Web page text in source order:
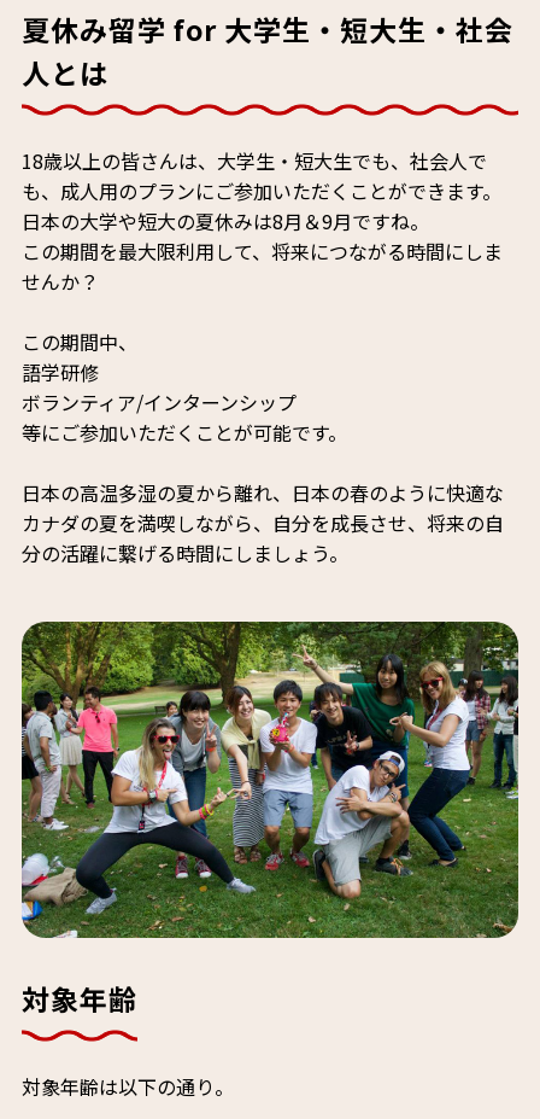
夏休み留学 for 大学生・短大生・社会
人とは
18歳以上の皆さんは、大学生・短大生でも、社会人で
も、成人用のプランにご参加いただくことができます。
日本の大学や短大の夏休みは8月＆9月ですね。
この期間を最大限利用して、将来につながる時間にしま
せんか？
この期間中、
語学研修
ボランティア/インターンシップ
等にご参加いただくことが可能です。
日本の高温多湿の夏から離れ、日本の春のように快適な
カナダの夏を満喫しながら、自分を成長させ、将来の自
分の活躍に繋げる時間にしましょう。
対象年齢
対象年齢は以下の通り。